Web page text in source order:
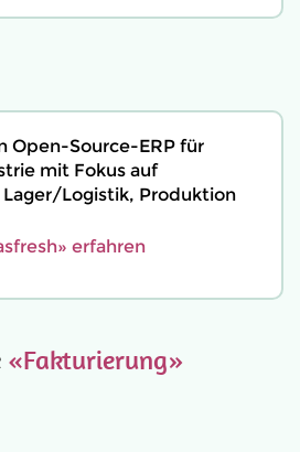
Open-Source-ERP für
mit Fokus auf
Logistik, Produktion
erfahren
«Fakturierung»